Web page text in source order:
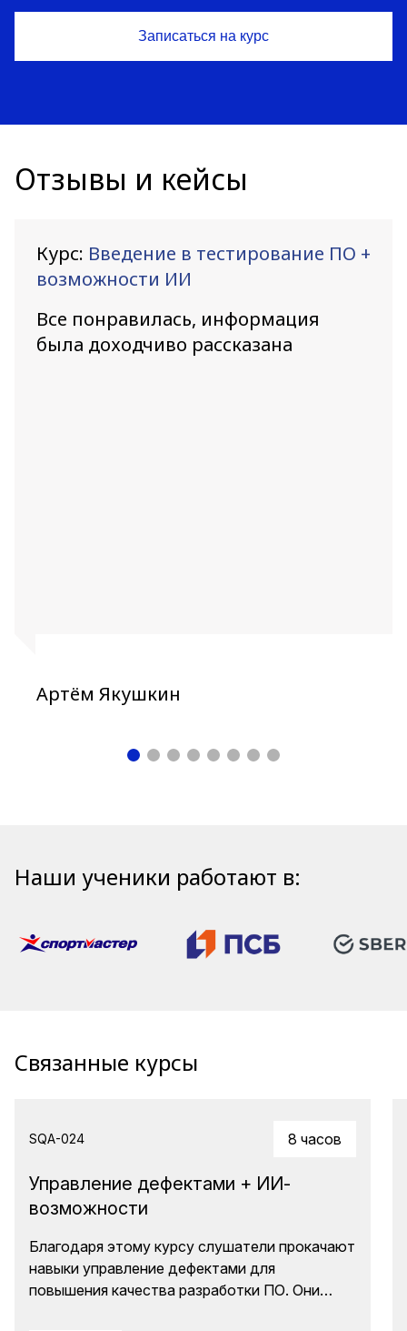
Отзывы и кейсы
Курс: Введение в тестирование ПО +
возможности ИИ
Все понравилась, информация
была доходчиво рассказана
Артём Якушкин
Наши ученики работают в:
Связанные курсы
SQA-024 8 часов
Управление дефектами + ИИ-
возможности
Благодаря этому курсу слушатели прокачают
навыки управление дефектами для
повышения качества разработки ПО. Они